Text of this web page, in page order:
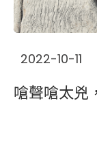
2022-10-11
嗆聲嗆太兇